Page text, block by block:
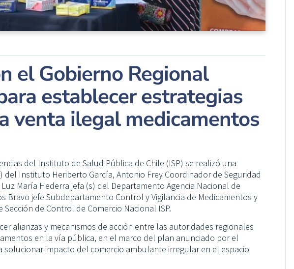
el Gobierno Regional
establecer estrategias
venta ilegal medicamentos
del Instituto de Salud Pública de Chile (ISP) se realizó una
Instituto Heriberto García, Antonio Frey Coordinador de Seguridad
María Hederra jefa (s) del Departamento Agencia Nacional de
Bravo jefe Subdepartamento Control y Vigilancia de Medicamentos y
Sección de Control de Comercio Nacional ISP.
alianzas y mecanismos de acción entre las autoridades regionales
en la vía pública, en el marco del plan anunciado por el
impacto del comercio ambulante irregular en el espacio